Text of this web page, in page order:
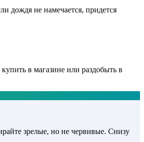
дождя не намечается, придется
в магазине или раздобыть в
зрелые, но не червивые. Снизу